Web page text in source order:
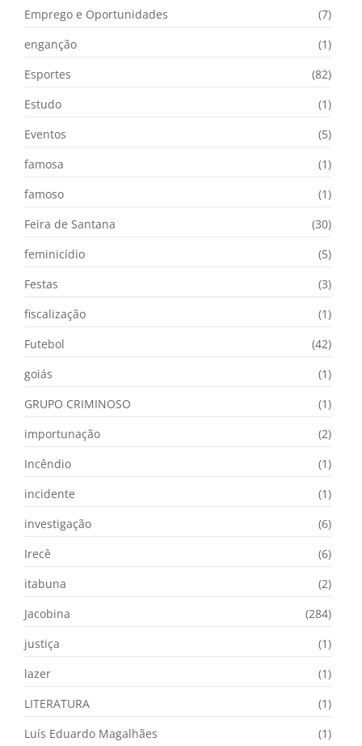
Emprego e Oportunidades
(7)
enganção
(1)
Esportes
(82)
Estudo
(1)
Eventos
(5)
famosa
(1)
famoso
(1)
Feira de Santana
(30)
feminicídio
(5)
Festas
(3)
fiscalização
(1)
Futebol
(42)
goiás
(1)
GRUPO CRIMINOSO
(1)
importunação
(2)
Incêndio
(1)
incidente
(1)
investigação
(6)
Irecê
(6)
itabuna
(2)
Jacobina
(284)
justiça
(1)
lazer
(1)
LITERATURA
(1)
Luís Eduardo Magalhães
(1)